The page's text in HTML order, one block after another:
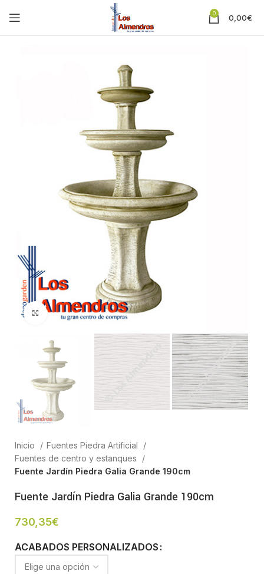
0 0,00€
Clic para ampliar
Inicio
Fuentes Piedra Artificial
Fuentes de centro y estanques
Fuente Jardín Piedra Galia Grande 190cm
Fuente Jardín Piedra Galia Grande 190cm
730,35€
ACABADOS PERSONALIZADOS